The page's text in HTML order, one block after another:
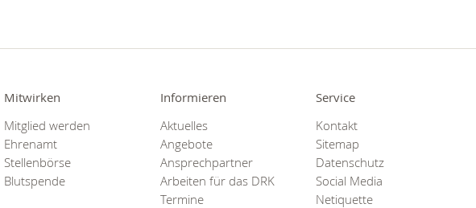
Mitwirken
Mitglied werden
Ehrenamt
Stellenbörse
Blutspende
Informieren
Aktuelles
Angebote
Ansprechpartner
Arbeiten für das DRK
Termine
Service
Kontakt
Sitemap
Datenschutz
Social Media
Netiquette